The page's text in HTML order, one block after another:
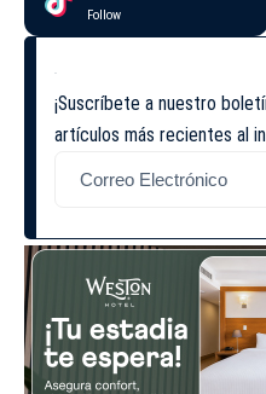
Follow
¡Suscríbete a nuestro
artículos más recientes al